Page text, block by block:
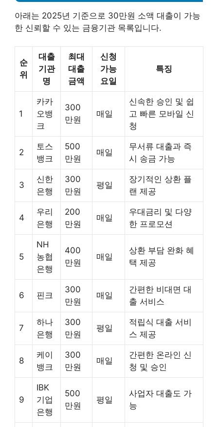
아래는 2025년 기준으로 30만원 소액 대출이 가능
한 신뢰할 수 있는 금융기관 목록입니다.
순
위
대출
기관
명
최대
대출
금액
신청
가능
요일
특징
1
카카
오뱅
크
300
만원
매일
신속한 승인 및 쉽
고 빠른 모바일 신
청
2
토스
뱅크
500
만원
매일
무서류 대출과 즉
시 송금 가능
3
신한
은행
300
만원
평일
장기적인 상환 플
랜 제공
4
우리
은행
200
만원
매일
우대금리 및 다양
한 프로모션
5
NH
농협
은행
400
만원
매일
상환 부담 완화 혜
택 제공
6 핀크
300
만원
매일
간편한 비대면 대
출 서비스
7
하나
은행
300
만원
평일
적립식 대출 서비
스 제공
8
케이
뱅크
300
만원
매일
간편한 온라인 신
청 및 승인
9
IBK
기업
은행
500
만원
평일
사업자 대출도 가
능